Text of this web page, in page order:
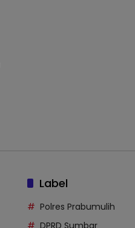
Label
Polres Prabumulih